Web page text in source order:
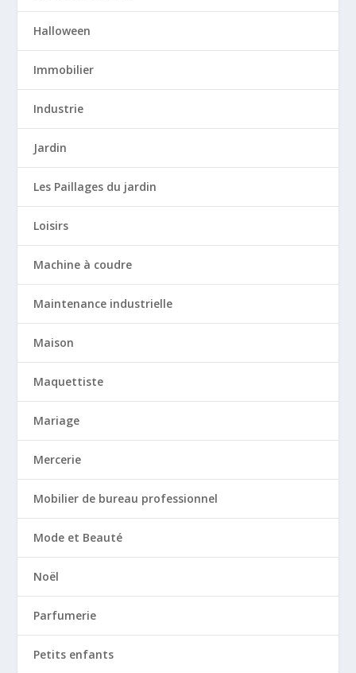
Halloween
Immobilier
Industrie
Jardin
Les Paillages du jardin
Loisirs
Machine à coudre
Maintenance industrielle
Maison
Maquettiste
Mariage
Mercerie
Mobilier de bureau professionnel
Mode et Beauté
Noël
Parfumerie
Petits enfants